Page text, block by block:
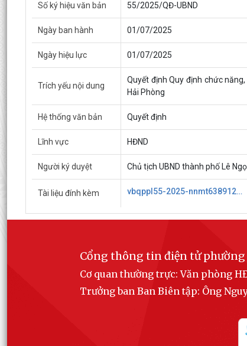
Số ký hiệu văn bản 55/2025/QĐ-UBND
Ngày ban hành 01/07/2025
Ngày hiệu lực 01/07/2025
Trích yếu nội dung
Quyết định Quy định chức
Hải Phòng
Hệ thống văn bản Quyết định
Lĩnh vực HĐND
Người ký duyệt Chủ tịch UBND thành phố Lê
Tài liệu đính kèm vbqppl55-2025-nnmt638912131981682858.pdf
Cổng thông tin điện tử
Cơ quan thường trực: Văn phòng
Trưởng ban Ban Biên tập: Ông